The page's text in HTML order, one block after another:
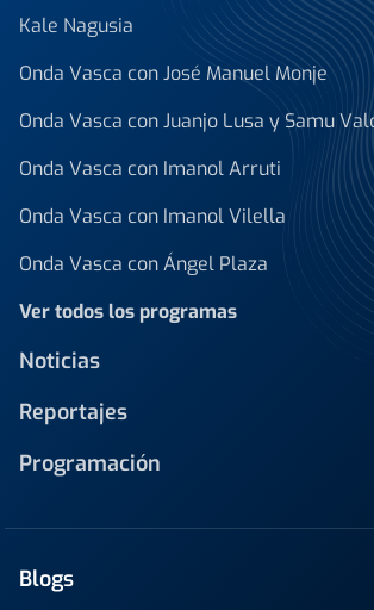
Kale Nagusia
Onda Vasca con José Manuel Monje
Onda Vasca con Juanjo Lusa y Samu
Onda Vasca con Imanol Arruti
Onda Vasca con Imanol Vilella
Onda Vasca con Ángel Plaza
Ver todos los programas
Noticias
Reportajes
Programación
Blogs